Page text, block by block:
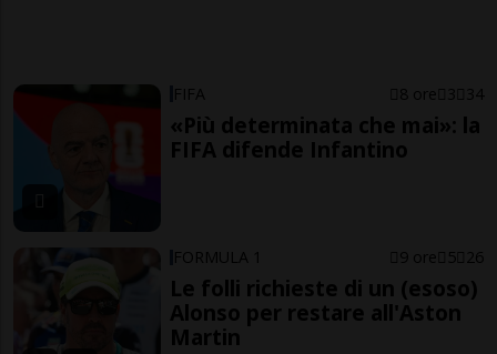
FIFA 8 ore 3 34
«Più determinata che mai»: la
FIFA difende Infantino
FORMULA 1 9 ore 5 26
Le folli richieste di un (esoso)
Alonso per restare all'Aston
Martin